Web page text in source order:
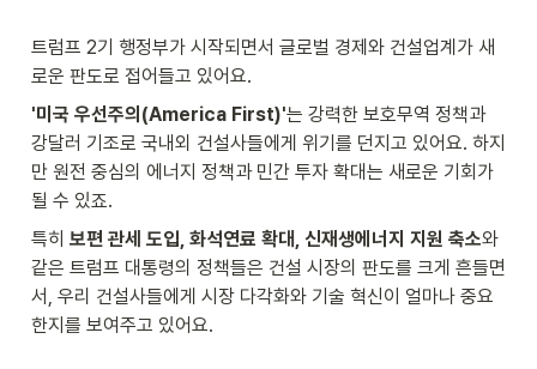
트럼프 2기 행정부가 시작되면서 글로벌 경제와 건설업계가 새
로운 판도로 접어들고 있어요.
'미국 우선주의(America First)'는 강력한 보호무역 정책과
강달러 기조로 국내외 건설사들에게 위기를 던지고 있어요. 하지
만 원전 중심의 에너지 정책과 민간 투자 확대는 새로운 기회가
될 수 있죠.
특히 보편 관세 도입, 화석연료 확대, 신재생에너지 지원 축소와
같은 트럼프 대통령의 정책들은 건설 시장의 판도를 크게 흔들면
서, 우리 건설사들에게 시장 다각화와 기술 혁신이 얼마나 중요
한지를 보여주고 있어요.